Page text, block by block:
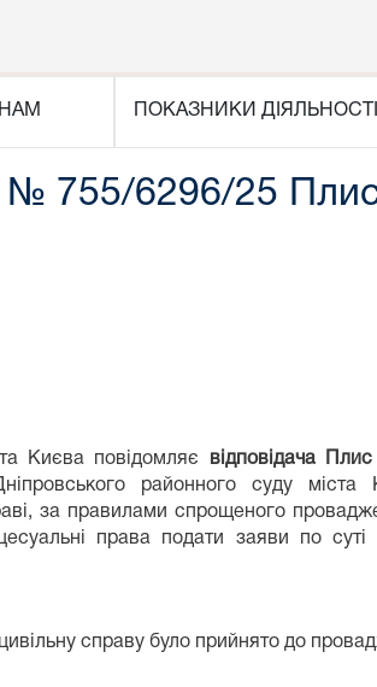
ПОКАЗНИКИ ДІЯЛЬНОСТІ
6296/25 Плис
Києва повідомляє відповідача
районного суду
за правилами спрощеного
права подати заяви по суті
справу було прийнято до